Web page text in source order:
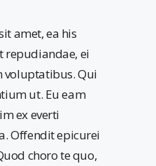
amet, ea his
repudiandae, ei
voluptatibus. Qui
ut. Eu eam
ex everti
Offendit epicurei
choro te quo,